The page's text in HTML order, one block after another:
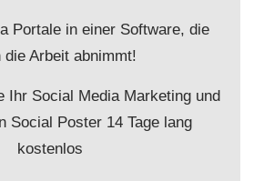
Portale in einer Software, die
die Arbeit abnimmt!
Ihr Social Media Marketing und
Social Poster 14 Tage lang
kostenlos